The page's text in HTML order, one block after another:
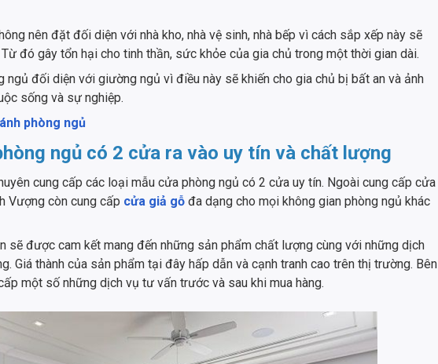
nên đặt đối diện với nhà kho, nhà vệ sinh, nhà bếp vì cách sắp xếp này sẽ
đó gây tổn hại cho tinh thần, sức khỏe của gia chủ trong một thời gian dài.
ngủ đối diện với giường ngủ vì điều này sẽ khiến cho gia chủ bị bất an và ảnh
sống và sự nghiệp.
phòng ngủ
ngủ có 2 cửa ra vào uy tín và chất lượng
cung cấp các loại mẫu cửa phòng ngủ có 2 cửa uy tín. Ngoài cung cấp cửa
Vượng còn cung cấp cửa giả gỗ đa dạng cho mọi không gian phòng ngủ khác
sẽ được cam kết mang đến những sản phẩm chất lượng cùng với những dịch
Giá thành của sản phẩm tại đây hấp dẫn và cạnh tranh cao trên thị trường. Bên
một số những dịch vụ tư vấn trước và sau khi mua hàng.